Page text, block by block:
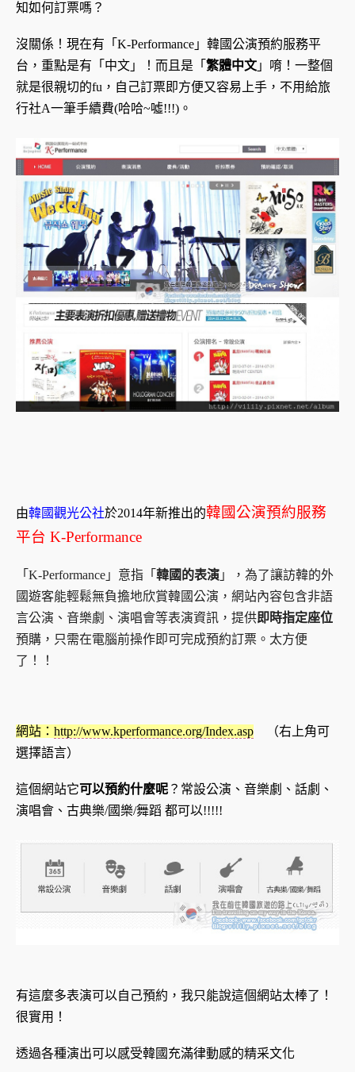
知如何訂票嗎？
沒關係！現在有「K-Performance」韓國公演預約服務平
台，重點是有「中文」！而且是「 繁體中文 」唷！一整個
就是很親切的fu，自己訂票即方便又容易上手，不用給旅
行社A一筆手續費(哈哈~噓!!!)。
由韓國觀光公社於2014年新推出的韓國公演預約服務
平台 K-Performance
「K-Performance」意指「 韓國的表演 」，為了讓訪韓的外
國遊客能輕鬆無負擔地欣賞韓國公演，網站內容包含非語
言公演、音樂劇、演唱會等表演資訊，提供即時指定座位
預購，只需在電腦前操作即可完成預約訂票。太方便
了！！
網站： http://www.kperformance.org/Index.asp （右上角可
選擇語言）
這個網站它可以預約什麼呢 ？常設公演、音樂劇、話劇、
演唱會、古典樂/國樂/舞蹈 都可以!!!!!
有這麼多表演可以自己預約，我只能說這個網站太棒了！
很實用！
透過各種演出可以感受韓國充滿律動感的精采文化